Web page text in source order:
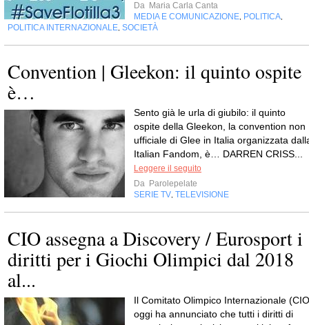
Da Maria Carla Canta
MEDIA E COMUNICAZIONE POLITICA
POLITICA INTERNAZIONALE SOCIETÀ
Convention | Gleekon: il quinto ospite
è…
Sento già le urla di giubilo: il quinto
ospite della Gleekon, la convention non
ufficiale di Glee in Italia organizzata
Italian Fandom, è… DARREN CRISS...
Leggere il seguito
Da Parolepelate
SERIE TV TELEVISIONE
CIO assegna a Discovery / Eurosport i
diritti per i Giochi Olimpici dal 2018
al...
Il Comitato Olimpico Internazionale
oggi ha annunciato che tutti i diritti di